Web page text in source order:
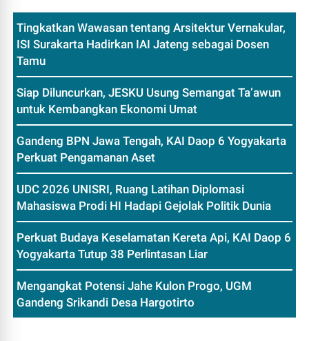
Tingkatkan Wawasan tentang Arsitektur Vernakular,
ISI Surakarta Hadirkan IAI Jateng sebagai Dosen
Tamu
Siap Diluncurkan, JESKU Usung Semangat Ta’awun
untuk Kembangkan Ekonomi Umat
Gandeng BPN Jawa Tengah, KAI Daop 6 Yogyakarta
Perkuat Pengamanan Aset
UDC 2026 UNISRI, Ruang Latihan Diplomasi
Mahasiswa Prodi HI Hadapi Gejolak Politik Dunia
Perkuat Budaya Keselamatan Kereta Api, KAI Daop 6
Yogyakarta Tutup 38 Perlintasan Liar
Mengangkat Potensi Jahe Kulon Progo, UGM
Gandeng Srikandi Desa Hargotirto